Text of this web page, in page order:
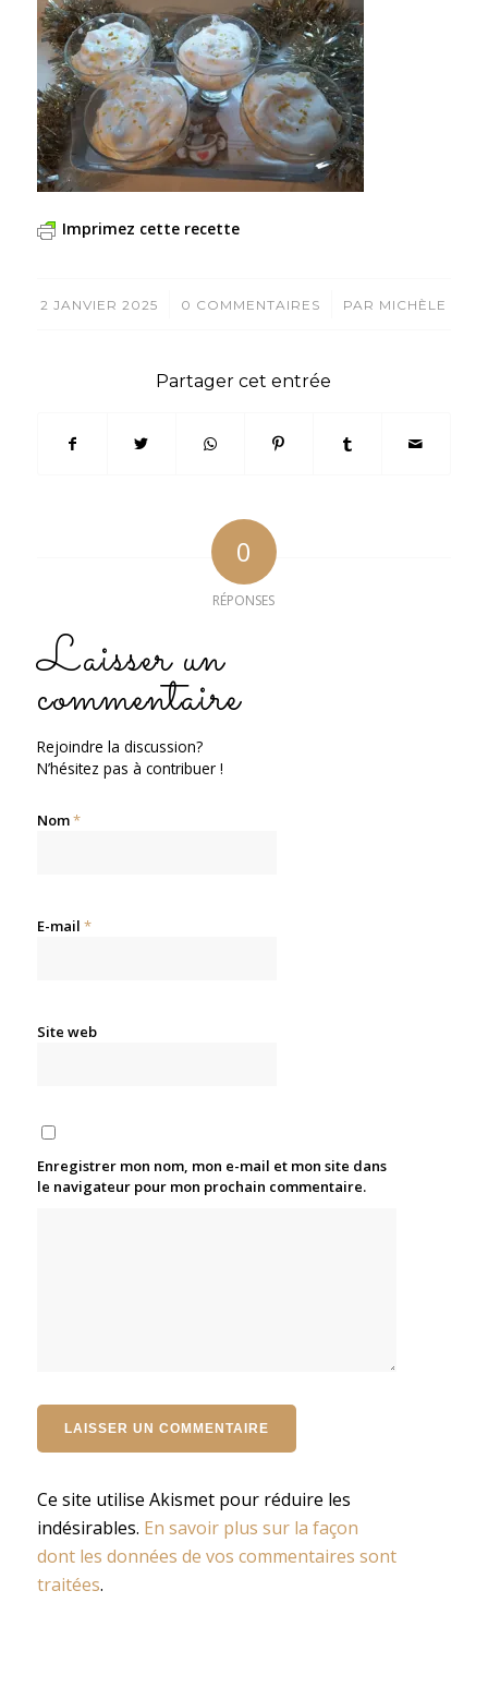
Imprimez cette recette
2 JANVIER 2025
/ 0 COMMENTAIRES
/ PAR MICHÈLE
Partager cet entrée
0
RÉPONSES
Laisser un
commentaire
Rejoindre la discussion?
N’hésitez pas à contribuer !
Nom*
E-mail *
Site web
Enregistrer mon nom, mon e-mail et mon site dans
le navigateur pour mon prochain commentaire.
Ce site utilise Akismet pour réduire les
indésirables. En savoir plus sur la façon
dont les données de vos commentaires sont
traitées.